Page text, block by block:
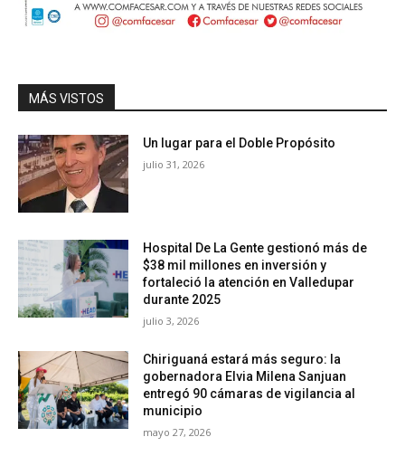
MÁS VISTOS
Un lugar para el Doble Propósito
julio 31, 2026
Hospital De La Gente gestionó más de
$38 mil millones en inversión y
fortaleció la atención en Valledupar
durante 2025
julio 3, 2026
Chiriguaná estará más seguro: la
gobernadora Elvia Milena Sanjuan
entregó 90 cámaras de vigilancia al
municipio
mayo 27, 2026